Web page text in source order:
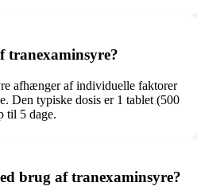
tranexaminsyre?
afhænger af individuelle faktorer
Den typiske dosis er 1 tablet (500
til 5 dage.
brug af tranexaminsyre?